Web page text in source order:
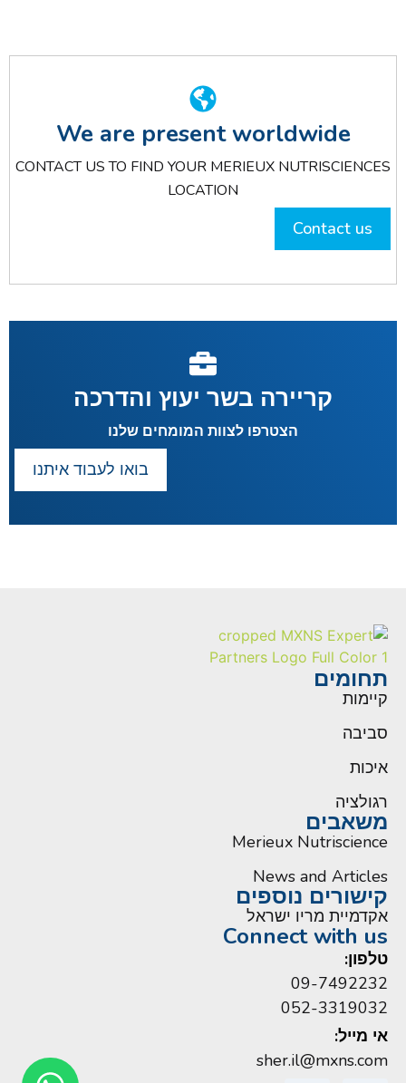
Contact us
We are present worldwide
CONTACT US TO FIND YOUR MERIEUX NUTRISCIENCES
LOCATION
קריירה בשר יעוץ והדרכה
הצטרפו לצוות המומחים שלנו
בואו לעבוד איתנו
תחומים
קיימות
סביבה
איכות
רגולציה
משאבים
Merieux Nutriscience
News and Articles
קישורים נוספים
אקדמיית מריו ישראל
Connect with us
טלפון:
09-7492232
052-3319032
אי מייל:
sher.il@mxns.com